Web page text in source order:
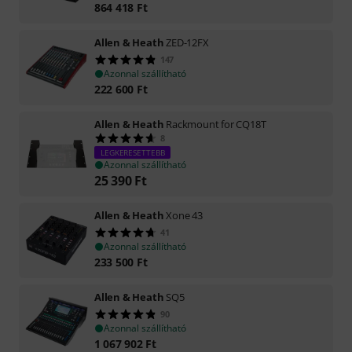
864 418 Ft
Allen & Heath ZED-12FX
147
Azonnal szállítható
222 600 Ft
Allen & Heath Rackmount for CQ18T
8
LEGKERESETTEBB
Azonnal szállítható
25 390 Ft
Allen & HeathXone 43
41
Azonnal szállítható
233 500 Ft
Allen & Heath SQ5
90
Azonnal szállítható
1 067 902 Ft